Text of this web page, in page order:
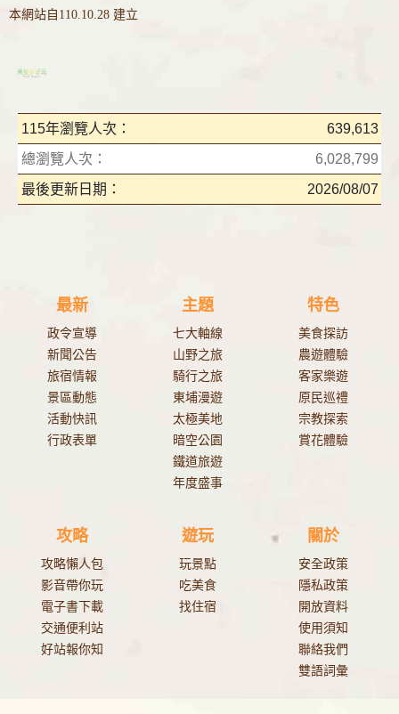
本網站自110.10.28 建立
115年瀏覽人次：
639,613
總瀏覽人次：
6,028,799
最後更新日期：
2026/08/07
最新
政令宣導
新聞公告
旅宿情報
景區動態
活動快訊
行政表單
主題
七大軸線
山野之旅
騎行之旅
東埔漫遊
太極美地
暗空公園
鐵道旅遊
年度盛事
特色
美食探訪
農遊體驗
客家樂遊
原民巡禮
宗教探索
賞花體驗
攻略
攻略懶人包
影音帶你玩
電子書下載
交通便利站
好站報你知
遊玩
玩景點
吃美食
找住宿
關於
安全政策
隱私政策
開放資料
使用須知
聯絡我們
雙語詞彙